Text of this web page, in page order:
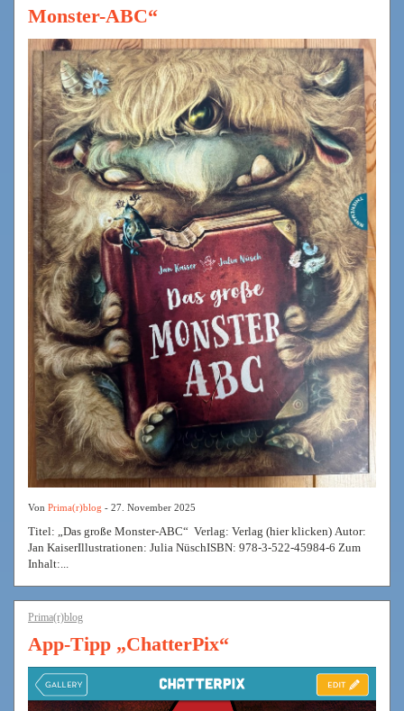
Monster-ABC“
Von Prima(r)blog - 27. November 2025
Titel: „Das große Monster-ABC“ Verlag: Verlag (hier klicken) Autor:
Jan KaiserIllustrationen: Julia NüschISBN: 978-3-522-45984-6 Zum
Inhalt:...
Prima(r)blog
App-Tipp „ChatterPix“